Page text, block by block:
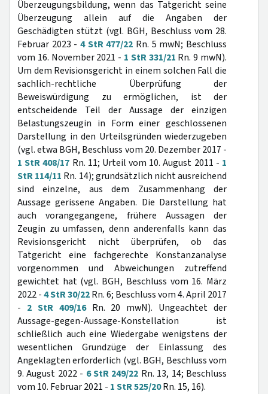
Überzeugungsbildung, wenn das Tatgericht seine
Überzeugung allein auf die Angaben der
Geschädigten stützt (vgl. BGH, Beschluss vom 28.
Februar 2023 - 4 StR 477/22 Rn. 5 mwN; Beschluss
vom 16. November 2021 - 1 StR 331/21 Rn. 9 mwN).
Um dem Revisionsgericht in einem solchen Fall die
sachlich-rechtliche Überprüfung der
Beweiswürdigung zu ermöglichen, ist der
entscheidende Teil der Aussage der einzigen
Belastungszeugin in Form einer geschlossenen
Darstellung in den Urteilsgründen wiederzugeben
(vgl. etwa BGH, Beschluss vom 20. Dezember 2017 -
1 StR 408/17 Rn. 11; Urteil vom 10. August 2011 - 1
StR 114/11 Rn. 14); grundsätzlich nicht ausreichend
sind einzelne, aus dem Zusammenhang der
Aussage gerissene Angaben. Die Darstellung hat
auch vorangegangene, frühere Aussagen der
Zeugin zu umfassen, denn anderenfalls kann das
Revisionsgericht nicht überprüfen, ob das
Tatgericht eine fachgerechte Konstanzanalyse
vorgenommen und Abweichungen zutreffend
gewichtet hat (vgl. BGH, Beschluss vom 16. März
2022 -4 StR 30/22Rn. 6; Beschluss vom 4. April 2017
- 2 StR 409/16Rn. 20 mwN). Ungeachtet der
Aussage-gegen-Aussage-Konstellation ist
schließlich auch eine Wiedergabe wenigstens der
wesentlichen Grundzüge der Einlassung des
Angeklagten erforderlich (vgl. BGH, Beschluss vom
9. August 2022 - 6 StR 249/22 Rn. 13, 14; Beschluss
vom 10. Februar 2021 - 1 StR 525/20Rn. 15, 16).